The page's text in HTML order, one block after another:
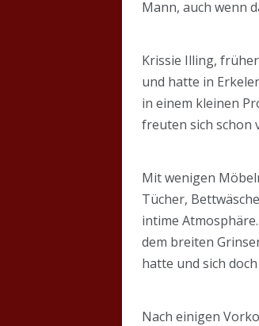
Mann, auch wenn
Krissie Illing,
und hatte in
in einem kleinen
freuten sich schon
Mit wenigen
Tücher,
intime
dem breiten
hatte und sich
Nach einigen